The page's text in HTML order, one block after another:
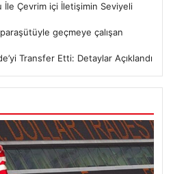
Çevrim içi İletişimin Seviyeli
paraşütüyle geçmeye çalışan
Transfer Etti: Detaylar Açıklandı